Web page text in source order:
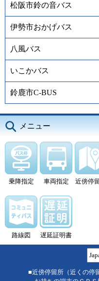
松阪市鈴の音バス
伊勢市おかげバス
八風バス
いこかバス
鈴鹿市C-BUS
メニュー
乗降指定 車両指定 近傍停
路線図 遅延証明書
■近傍停留所（近くの停